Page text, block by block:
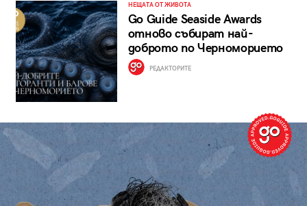
НЕЩАТА ОТ ЖИВОТА
Go Guide Seaside Awards
отново събират най-
доброто по Черноморието
РЕДАКТОРИТЕ